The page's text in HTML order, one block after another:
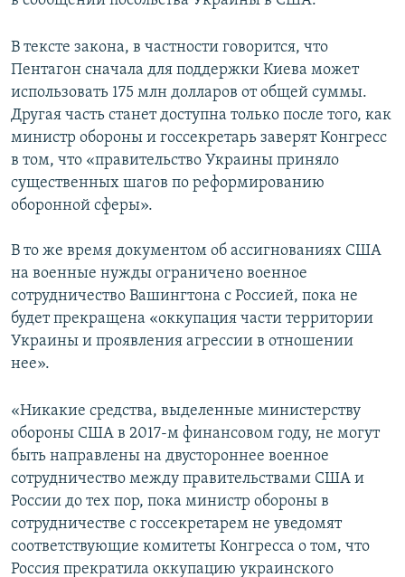
В тексте закона, в частности говорится, что
Пентагон сначала для поддержки Киева может
использовать 175 млн долларов от общей суммы.
Другая часть станет доступна только после того, как
министр обороны и госсекретарь заверят Конгресс
в том, что «правительство Украины приняло
существенных шагов по реформированию
оборонной сферы».
В то же время документом об ассигнованиях США
на военные нужды ограничено военное
сотрудничество Вашингтона с Россией, пока не
будет прекращена «оккупация части территории
Украины и проявления агрессии в отношении
нее».
«Никакие средства, выделенные министерству
обороны США в 2017-м финансовом году, не могут
быть направлены на двустороннее военное
сотрудничество между правительствами США и
России до тех пор, пока министр обороны в
сотрудничестве с госсекретарем не уведомят
соответствующие комитеты Конгресса о том, что
Россия прекратила оккупацию украинского